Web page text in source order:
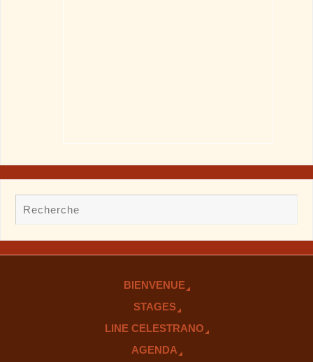
BIENVENUE
STAGES
LINE CELESTRANO
AGENDA